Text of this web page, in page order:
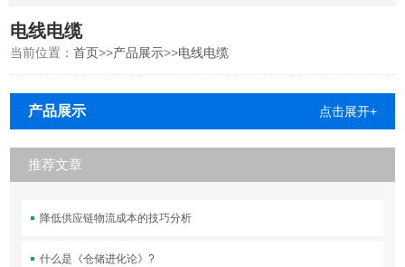
电线电缆
当前位置：首页>>产品展示>>电线电缆
产品展示 点击展开+
推荐文章
降低供应链物流成本的技巧分析
什么是《仓储进化论》?